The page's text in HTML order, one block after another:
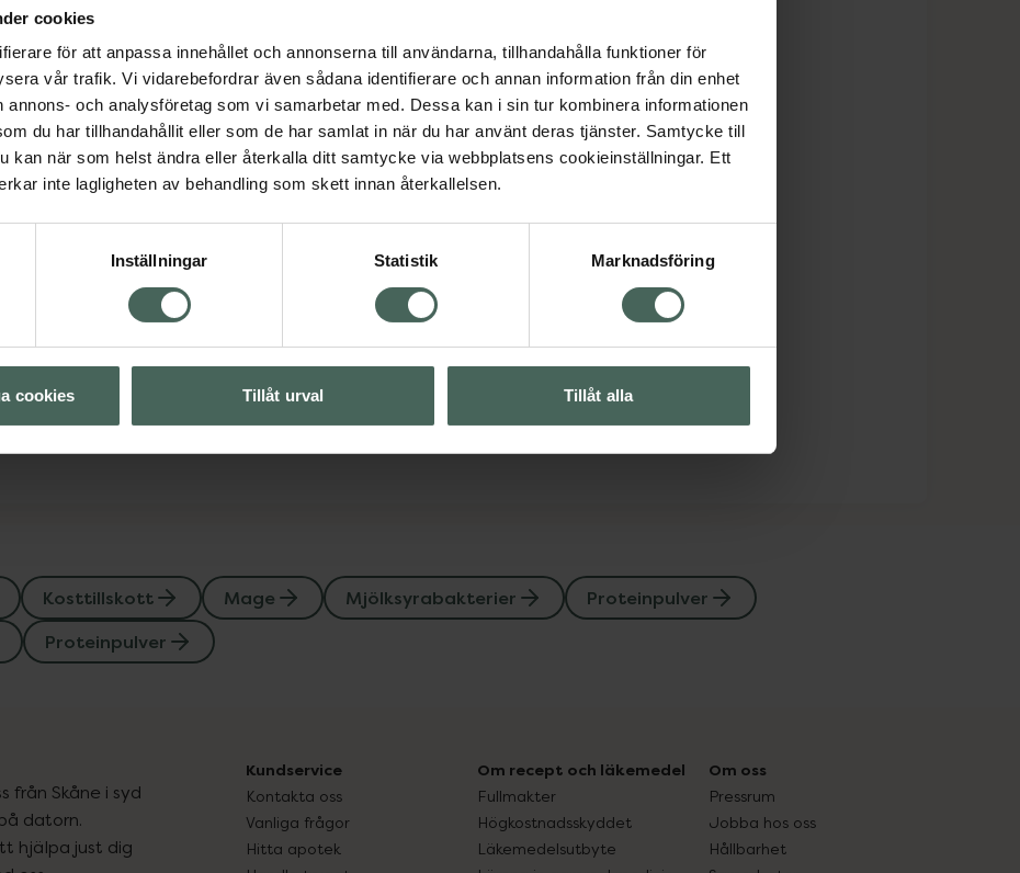
cookies
för att anpassa innehållet och annonserna till användarna, tillhandahålla funktioner för
vår trafik. Vi vidarebefordrar även sådana identifierare och annan information från din enhet
annons- och analysföretag som vi samarbetar med. Dessa kan i sin tur kombinera informationen
du har tillhandahållit eller som de har samlat in när du har använt deras tjänster. Samtycke till
kan när som helst ändra eller återkalla ditt samtycke via webbplatsens cookieinställningar. Ett
inte lagligheten av behandling som skett innan återkallelsen.
Inställningar Statistik Marknadsföring
cookies Tillåt urval Tillåt alla
är ett utmärkt
i sin kost eller behöver
Kosttillskott Mage Mjölksyrabakterier
Proteinpulver
Proteinpulver
från Skåne i syd
datorn.
hjälpa just dig
Kundservice
Kontakta oss
Vanliga frågor
Hitta apotek
Om recept och läkemedel
Fullmakter
Högkostnadsskyddet
Läkemedelsutbyte
Om oss
Pressrum
Jobba hos oss
Hållbarhet